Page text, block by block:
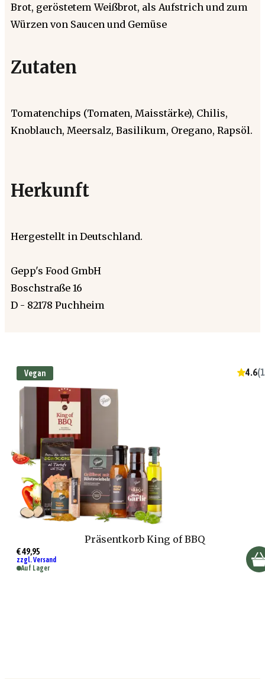
Brot, geröstetem Weißbrot, als Aufstrich und zum
Würzen von Saucen und Gemüse
Zutaten
Tomatenchips (Tomaten, Maisstärke), Chilis,
Knoblauch, Meersalz, Basilikum, Oregano, Rapsöl.
Herkunft
Hergestellt in Deutschland.
Gepp's Food GmbH
Boschstraße 16
D - 82178 Puchheim
Vegan 4.6(
Präsentkorb King of BBQ
€ 49,95
zzgl. Versand
Auf Lager